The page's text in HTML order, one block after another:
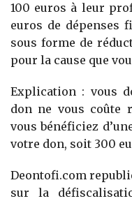
100 euros à leur
euros de dépenses
sous forme de
pour la cause que
Explication : vous
don ne vous coûte
vous bénéficiez
votre don, soit 300
Deontofi.com
sur la